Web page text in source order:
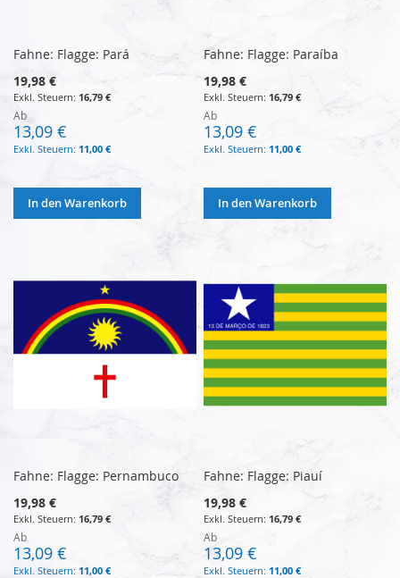
Fahne: Flagge: Pará
19,98 €
16,79 €
Ab
13,09 €
11,00 €
In den Warenkorb
Fahne: Flagge: Paraíba
19,98 €
16,79 €
Ab
13,09 €
11,00 €
In den Warenkorb
Fahne: Flagge: Pernambuco
19,98 €
16,79 €
Ab
13,09 €
11,00 €
Fahne: Flagge: Piauí
19,98 €
16,79 €
Ab
13,09 €
11,00 €